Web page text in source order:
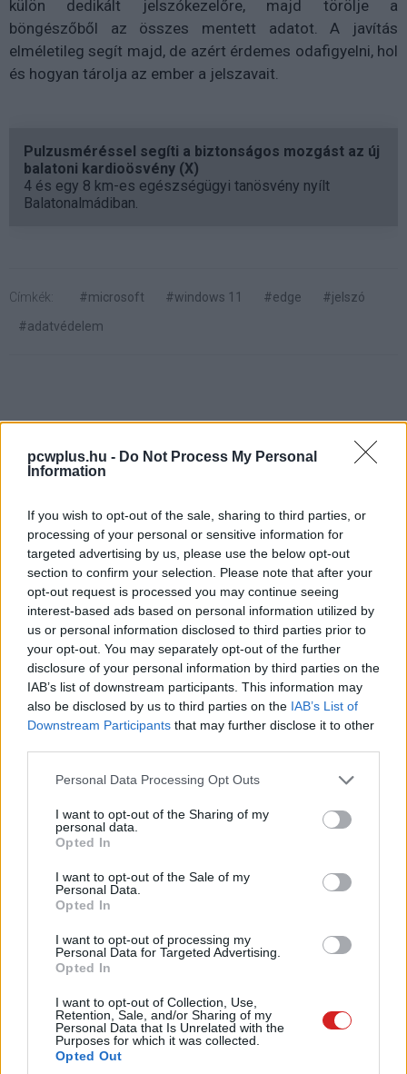
pcwplus.hu - Do Not Process My Personal
Information
If you wish to opt-out of the sale, sharing to third parties, or
processing of your personal or sensitive information for
targeted advertising by us, please use the below opt-out
section to confirm your selection. Please note that after your
opt-out request is processed you may continue seeing
interest-based ads based on personal information utilized by
us or personal information disclosed to third parties prior to
your opt-out. You may separately opt-out of the further
disclosure of your personal information by third parties on the
IAB’s list of downstream participants. This information may
also be disclosed by us to third parties on the IAB’s List of
Downstream Participants that may further disclose it to other
Please note that this website/app uses one or more Google
not limited to your visit or usage behaviour. You may click to
grant or deny consent to Google and its third-party tags to
use your data for below specified purposes in below Google
consent section.
Personal Data Processing Opt Outs
I want to opt-out of the Sharing of my
personal data.
Opted In
I want to opt-out of the Sale of my
Personal Data.
Opted In
I want to opt-out of processing my
Personal Data for Targeted Advertising.
Opted In
I want to opt-out of Collection, Use,
Retention, Sale, and/or Sharing of my
Personal Data that Is Unrelated with the
Purposes for which it was collected.
Opted Out
külön dedikált jelszókezelőre, majd törölje a
böngészőből az összes mentett adatot. A javítás
elméletileg segít majd, de azért érdemes odafigyelni, hol
és hogyan tárolja az ember a jelszavait.
Pulzusméréssel segíti a biztonságos mozgást az új
balatoni kardioösvény (X)
4 és egy 8 km-es egészségügyi tanösvény nyílt
Balatonalmádiban.
Címkék: #microsoft #windows 11 #edge
#jelszó
#adatvédelem
Az emberek egymást ütik és
Kedvencekhez
Mártha Dávid |2026 május 18. 17:32
Európában és Amerikában is iszonyatos sorok
alakultak ki a boltok előtt a Royal Pop
megjelenésének napján, több helyen pedig
erőszakig fajult a helyzet.
Komoly káoszt okozott Európában és az Egyesült
Államokban a Swatch új limitált órakollekciójának
megjelenése, ami odáig fajult, hogy több brit és európai
kollekció nem a legjobbat hozta ki az emberekből.
együttműködésben készültek, és hivatalosan körülbelül
150 ezer forintos áron kerültek boltokba, de
az árak és egyes példányokat már több mint 1,3 millió
forintért hirdetnek az interneten.